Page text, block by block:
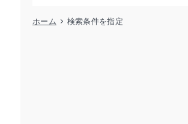
ホーム 検索条件を指定